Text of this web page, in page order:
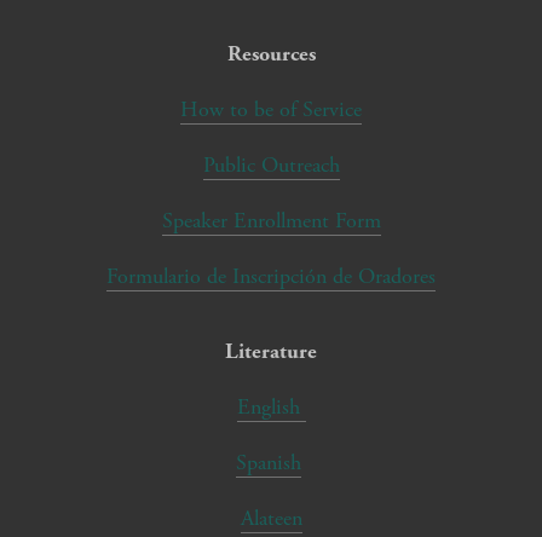
Resources
How to be of Service
Public Outreach
Speaker Enrollment Form
Formulario de Inscripción de Oradores
Literature
English
Spanish
Alateen